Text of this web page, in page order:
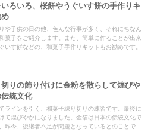
ろいろ、桜餅やうぐいす餅の手作りキ
め
や子供の日の他、色んな行事が多く、それにちなん
菓子をご紹介します。また、簡単に作ることが出来
いす餅などの、和菓子手作りキットもお勧めです。
りの飾り付けに金粉を散らして煌びや
統文化
ラインを引く、和菓子練り切りの練習です。最後に
て煌びやかになりました。金箔は日本の伝統文化で
昨今、後継者不足が問題となっているとのことです